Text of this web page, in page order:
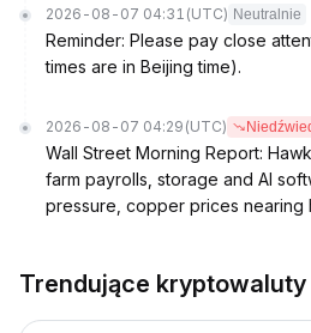
2026-08-07 04:31 (UTC) Neutralnie
Reminder: Please pay close
times are in Beijing time).
2026-08-07 04:29 (UTC)
Wall Street Morning Report:
farm payrolls, storage and AI
pressure, copper prices nearing
Trendujące kryptowaluty